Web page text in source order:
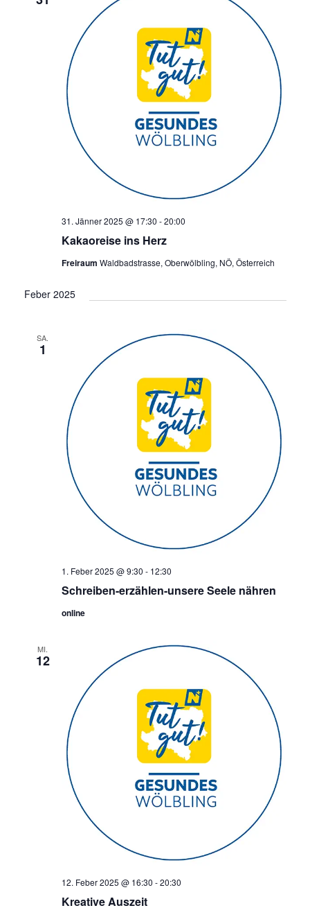
Kakaoreise ins Herz
31. Jänner 2025 @ 17:30 -20:00
Freiraum Waldbadstrasse, Oberwölbling, NÖ, Österreich
Feber 2025
SA.
1
Schreiben-erzählen-unsere Seele nähren
1. Feber 2025 @ 9:30 - 12:30
online
MI.
12
Kreative Auszeit
12. Feber 2025 @ 16:30 -20:30